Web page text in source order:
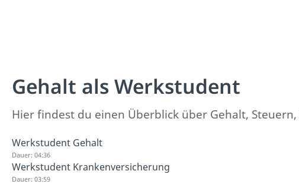
Gehalt als Werkstudent
Hier findest du einen Überblick über Gehalt,
Werkstudent Gehalt
Dauer: 04:36
Werkstudent Krankenversicherung
Dauer: 03:59